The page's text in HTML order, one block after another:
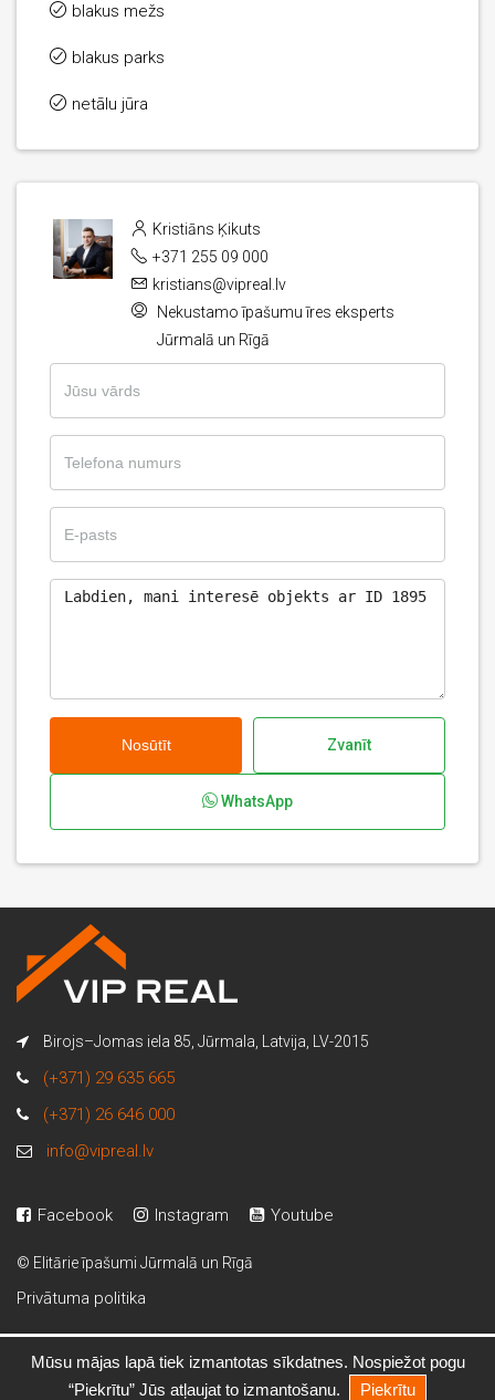
blakus mežs
blakus parks
netālu jūra
Kristiāns Ķikuts
+371 255 09 000
kristians@vipreal.lv
Nekustamo īpašumu īres eksperts
Jūrmalā un Rīgā
Nosūtīt Zvanīt
WhatsApp
Kristiāns Ķikuts
Birojs–Jomas iela 85, Jūrmala, Latvija, LV-2015
(+371) 29 635 665
(+371) 26 646 000
info@vipreal.lv
Facebook Instagram Youtube
© Elitārie īpašumi Jūrmalā un Rīgā
Privātuma politika
Mūsu mājas lapā tiek izmantotas sīkdatnes. Nospiežot pogu
“Piekrītu” Jūs atļaujat to izmantošanu.
Piekrītu